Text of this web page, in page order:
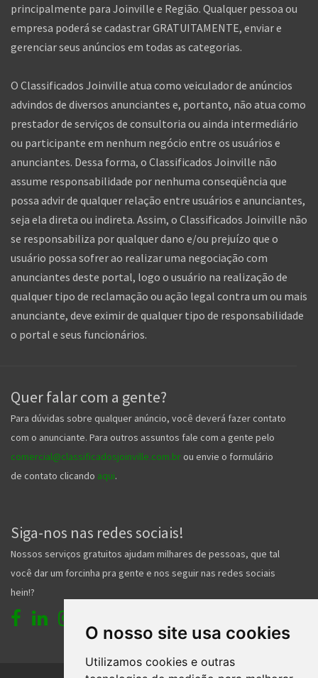
O nosso site usa cookies
Utilizamos cookies e outras
principalmente para Joinville e Região. Qualquer pessoa ou
empresa poderá se cadastrar GRATUITAMENTE, enviar e
gerenciar seus anúncios em todas as categorias.
O Classificados Joinville atua como veiculador de anúncios
advindos de diversos anunciantes e, portanto, não atua como
prestador de serviços de consultoria ou ainda intermediário
ou participante em nenhum negócio entre os usuários e
anunciantes. Dessa forma, o Classificados Joinville não
assume responsabilidade por nenhuma conseqüência que
possa advir de qualquer relação entre usuários e anunciantes,
seja ela direta ou indireta. Assim, o Classificados Joinville não
se responsabiliza por qualquer dano e/ou prejuízo que o
usuário possa sofrer ao realizar uma negociação com
anunciantes deste portal, logo o usuário na realização de
qualquer tipo de reclamação ou ação legal contra um ou mais
anunciante, deve eximir de qualquer tipo de responsabilidade
o portal e seus funcionários.
Quer falar com a gente?
Para dúvidas sobre qualquer anúncio, você deverá fazer contato
com o anunciante. Para outros assuntos fale com a gente pelo
comercial@classificadosjoinville.com.br ou envie o formulário
de contato clicando aqui.
Siga-nos nas redes sociais!
Nossos serviços gratuitos ajudam milhares de pessoas, que tal
você dar um forcinha pra gente e nos seguir nas redes sociais
hein!?